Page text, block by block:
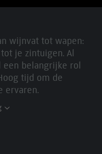
wijnvat tot wapen:
je zintuigen. Al
belangrijke rol
tijd om de
ervaren.